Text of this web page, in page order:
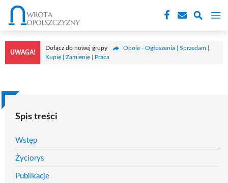
Przejdź
treści
UWAGA!
Dołącz do nowej grupy
Opole - Ogłoszenia | Sprzedam |
Kupię | Zamienię | Praca
Spis treści
Wstęp
Życiorys
Publikacje